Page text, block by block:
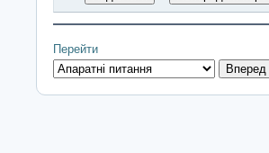
Перейти